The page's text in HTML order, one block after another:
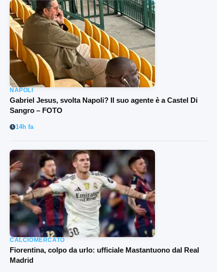
NAPOLI
Gabriel Jesus, svolta Napoli? Il suo agente è a Castel Di
Sangro – FOTO
14h fa
CALCIOMERCATO
Fiorentina, colpo da urlo: ufficiale Mastantuono dal Real
Madrid